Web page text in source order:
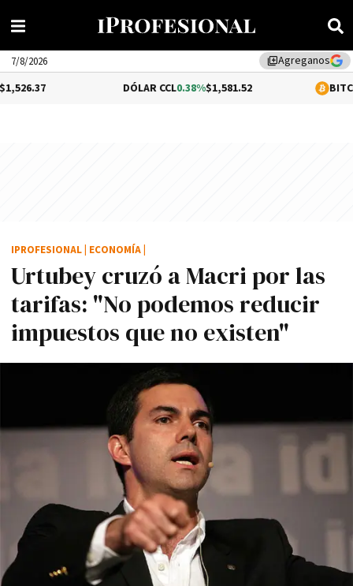
library_addAgreganos
7/8/2026
0.38%$1,581.52 1.32%
Urtubey cruzó a Macri por las
tarifas: "No podemos reducir
impuestos que no existen"
IPROFESIONAL ECONOMÍA